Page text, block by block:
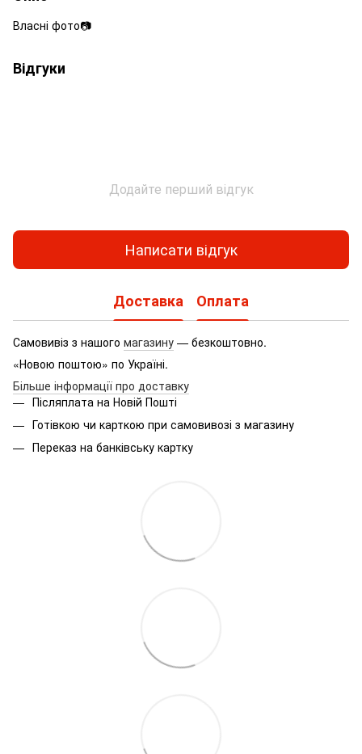
Власні фото📷
Відгуки
Додайте перший відгук
Написати відгук
Доставка Оплата
Самовивіз з нашого магазину — безкоштовно.
«Новою поштою» по Україні.
Більше інформації про доставку
Післяплата на Новій Пошті
Готівкою чи карткою при самовивозі з магазину
Переказ на банківську картку